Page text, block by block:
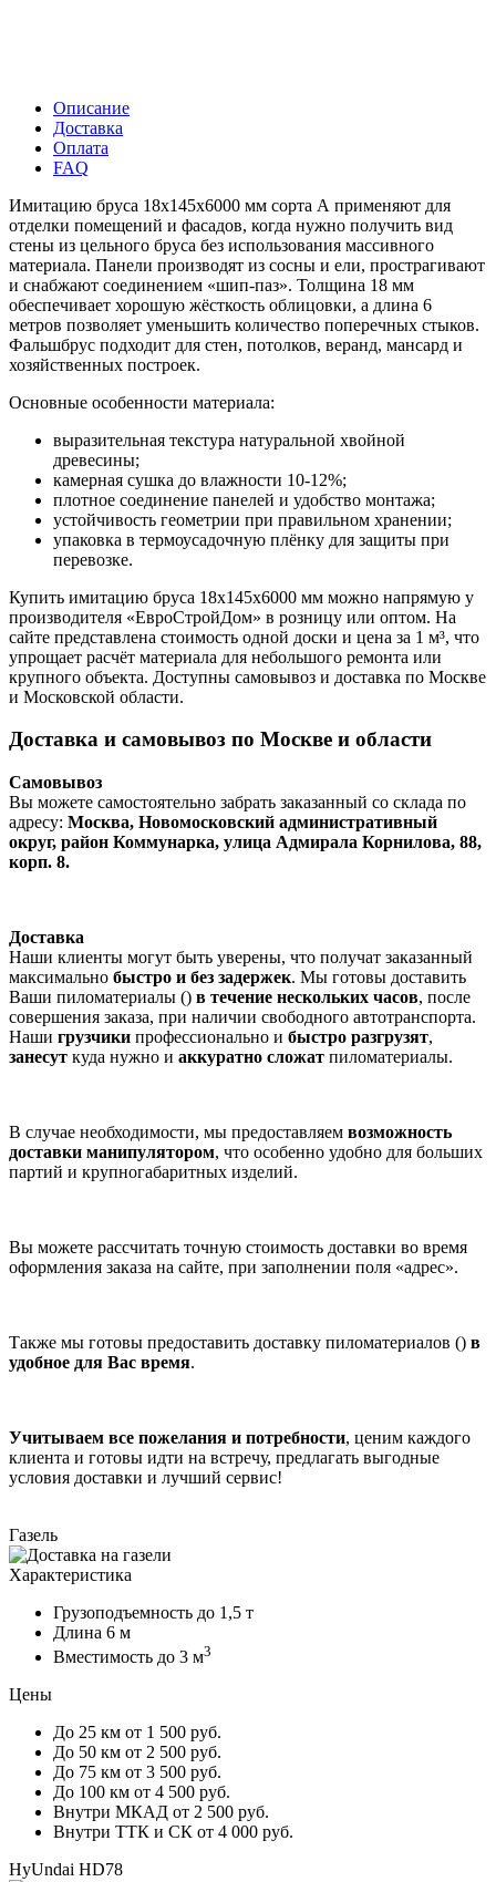
Описание
Доставка
Оплата
FAQ
Имитацию бруса 18х145х6000 мм сорта А применяют для
отделки помещений и фасадов, когда нужно получить вид
стены из цельного бруса без использования массивного
материала. Панели производят из сосны и ели, прострагивают
и снабжают соединением «шип-паз». Толщина 18 мм
обеспечивает хорошую жёсткость облицовки, а длина 6
метров позволяет уменьшить количество поперечных стыков.
Фальшбрус подходит для стен, потолков, веранд, мансард и
хозяйственных построек.
Основные особенности материала:
выразительная текстура натуральной хвойной
древесины;
камерная сушка до влажности 10-12%;
плотное соединение панелей и удобство монтажа;
устойчивость геометрии при правильном хранении;
упаковка в термоусадочную плёнку для защиты при
перевозке.
Купить имитацию бруса 18х145х6000 мм можно напрямую у
производителя «ЕвроСтройДом» в розницу или оптом. На
сайте представлена стоимость одной доски и цена за 1 м³, что
упрощает расчёт материала для небольшого ремонта или
крупного объекта. Доступны самовывоз и доставка по Москве
и Московской области.
Доставка и самовывоз по Москве и области
Самовывоз
Вы можете самостоятельно забрать заказанный со склада по
адресу: Москва, Новомосковский административный
округ, район Коммунарка, улица Адмирала Корнилова, 88,
корп. 8.
Доставка
Наши клиенты могут быть уверены, что получат заказанный
максимально быстро и без задержек. Мы готовы доставить
Ваши пиломатериалы () в течение нескольких часов, после
совершения заказа, при наличии свободного автотранспорта.
Наши грузчики профессионально и быстро разгрузят,
занесут куда нужно и аккуратно сложат пиломатериалы.
В случае необходимости, мы предоставляем возможность
доставки манипулятором, что особенно удобно для больших
партий и крупногабаритных изделий.
Вы можете рассчитать точную стоимость доставки во время
оформления заказа на сайте, при заполнении поля «адрес».
Также мы готовы предоставить доставку пиломатериалов () в
удобное для Вас время.
Учитываем все пожелания и потребности, ценим каждого
клиента и готовы идти на встречу, предлагать выгодные
условия доставки и лучший сервис!
Газель
Характеристика
Грузоподъемность до 1,5 т
Длина 6 м
Вместимость до 3 м3
Цены
До 25 км от 1 500 руб.
До 50 км от 2 500 руб.
До 75 км от 3 500 руб.
До 100 км от 4 500 руб.
Внутри МКАД от 2 500 руб.
Внутри ТТК и СК от 4 000 руб.
HyUndai HD78